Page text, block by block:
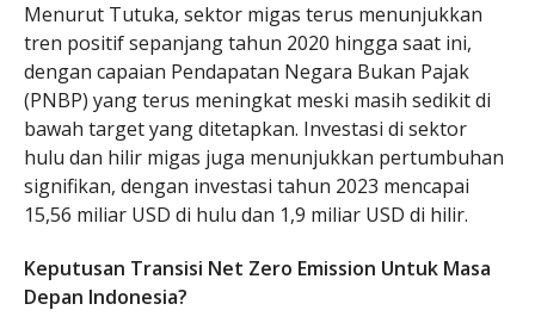
Menurut Tutuka, sektor migas terus menunjukkan
tren positif sepanjang tahun 2020 hingga saat ini,
dengan capaian Pendapatan Negara Bukan Pajak
(PNBP) yang terus meningkat meski masih sedikit di
bawah target yang ditetapkan. Investasi di sektor
hulu dan hilir migas juga menunjukkan pertumbuhan
signifikan, dengan investasi tahun 2023 mencapai
15,56 miliar USD di hulu dan 1,9 miliar USD di hilir.
Keputusan Transisi Net Zero Emission Untuk Masa
Depan Indonesia?